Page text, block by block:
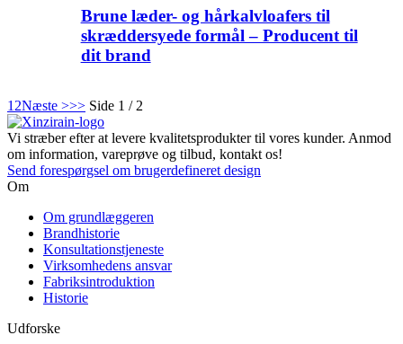
Brune læder- og hårkalvloafers til
skræddersyede formål – Producent til
dit brand
1 2Næste >>> Side 1 / 2
Vi stræber efter at levere kvalitetsprodukter til vores kunder. Anmod
om information, vareprøve og tilbud, kontakt os!
Send forespørgsel om brugerdefineret design
Om
Om grundlæggeren
Brandhistorie
Konsultationstjeneste
Virksomhedens ansvar
Fabriksintroduktion
Historie
Udforske